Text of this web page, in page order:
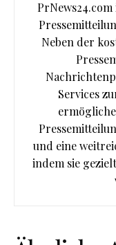
Neben der
Services
und eine
indem sie